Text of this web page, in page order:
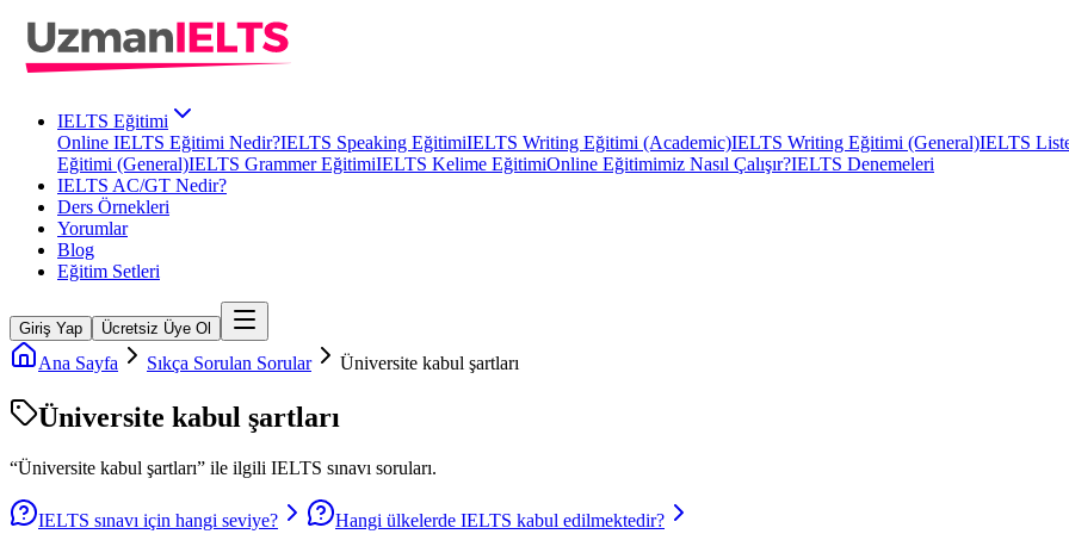
IELTS Eğitimi
Online IELTS Eğitimi Nedir?IELTS Speaking EğitimiIELTS Writing Eğitimi (Academic)IELTS Writing Eğitimi (General)IELTS
Eğitimi (General)IELTS Grammer EğitimiIELTS Kelime EğitimiOnline Eğitimimiz Nasıl Çalışır?IELTS Denemeleri
IELTS AC/GT Nedir?
Ders Örnekleri
Yorumlar
Blog
Eğitim Setleri
Giriş Yap Ücretsiz Üye Ol
Ana Sayfa Sıkça Sorulan Sorular Üniversite kabul şartları
Üniversite kabul şartları
“Üniversite kabul şartları” ile ilgili IELTS sınavı soruları.
IELTS sınavı için hangi seviye? Hangi ülkelerde IELTS kabul edilmektedir?